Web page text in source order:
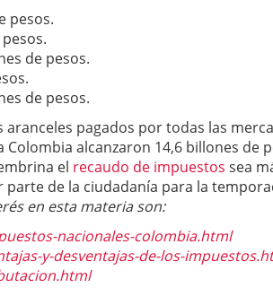
pesos.
de pesos.
de pesos.
pagados por todas las
alcanzaron 14,6 billones de
el recaudo de impuestos sea
de la ciudadanía para la
en esta materia son:
nacionales-colombia.html
y-desventajas-de-los-